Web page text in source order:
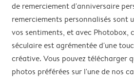
de remerciement d'anniversaire
remerciements personnalisés sont
vos sentiments, et avec Photobox,
séculaire est agrémentée d'une
créative. Vous pouvez télécharger
photos préférées sur l'une de nos